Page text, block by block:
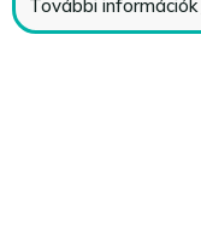
További információk